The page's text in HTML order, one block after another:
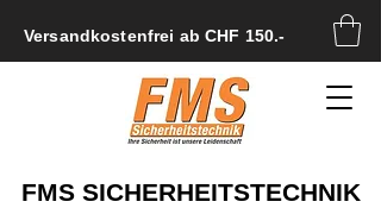
FMS SICHERHEITSTECHNIK
Versandkostenfrei ab CHF 150.-